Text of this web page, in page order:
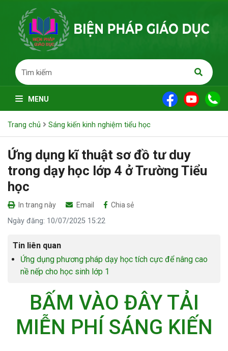
MENU
Trang chủ Sáng kiến kinh nghiệm tiểu học
Ứng dụng kĩ thuật sơ đồ tư duy
trong dạy học lớp 4 ở Trường Tiểu
học
In trang này Email Chia sẻ
Ngày đăng: 10/07/2025 15:22
Tin liên quan
Ứng dụng phương pháp dạy học tích cực để nâng cao
nề nếp cho học sinh lớp 1
BẤM VÀO ĐÂY TẢI
MIỄN PHÍ SÁNG KIẾN